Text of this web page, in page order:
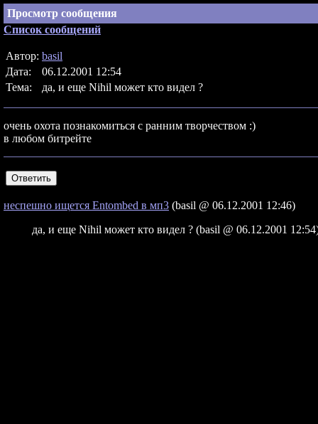
Просмотр сообщения
Список сообщений
Автор: basil
Дата:
06.12.2001 12:54
Тема:
да, и еще Nihil может кто видел ?
очень охота познакомиться с ранним творчеством :)
в любом битрейте
неспешно ищется Entombed в мп3 (basil @ 06.12.2001 12:46)
да, и еще Nihil может кто видел ? (basil @ 06.12.2001